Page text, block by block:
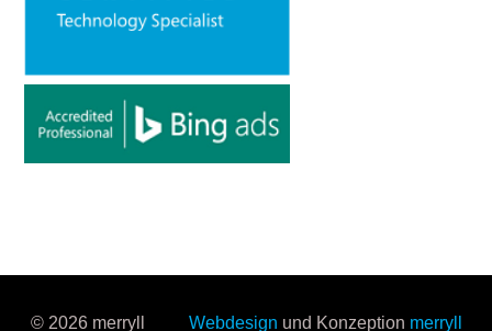
© 2026 merryll Webdesign und Konzeption merryll